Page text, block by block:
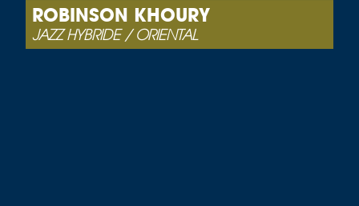
ROBINSON KHOURY
JAZZ HYBRIDE / ORIENTAL